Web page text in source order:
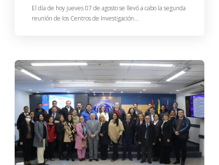
El día de hoy jueves 07 de agosto se llevó a cabo la segunda
reunión de los Centros de Investigación…